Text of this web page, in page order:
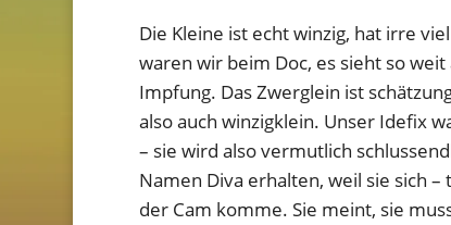
Die Kleine ist echt winzig, hat irre
waren wir beim Doc, es sieht so
Impfung. Das Zwerglein ist
also auch winzigklein. Unser Idefix
– sie wird also vermutlich
Namen Diva erhalten, weil sie sich
der Cam komme. Sie meint, sie